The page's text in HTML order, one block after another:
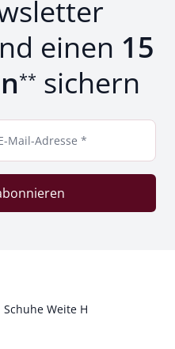
einen 15
** sichern
Mail-Adresse *
Schuhe Weite H